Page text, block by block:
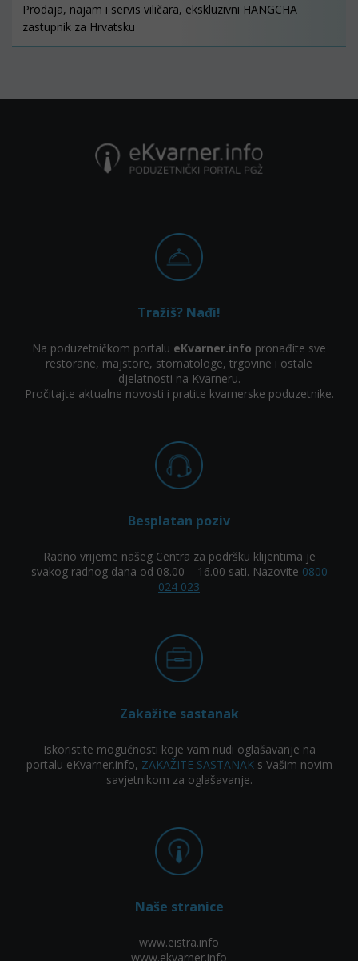
Prodaja, najam i servis viličara, ekskluzivni HANGCHA
zastupnik za Hrvatsku
Tražiš? Nađi!
Na poduzetničkom portalu eKvarner.info pronađite sve
restorane, majstore, stomatologe, trgovine i ostale
djelatnosti na Kvarneru.
Pročitajte aktualne novosti i pratite kvarnerske poduzetnike.
Besplatan poziv
Radno vrijeme našeg Centra za podršku klijentima je
svakog radnog dana od 08.00 – 16.00 sati. Nazovite 0800
024 023
Zakažite sastanak
Iskoristite mogućnosti koje vam nudi oglašavanje na
portalu eKvarner.info, ZAKAŽITE SASTANAKs Vašim novim
savjetnikom za oglašavanje.
Naše stranice
www.eistra.info
www.ekvarner.info